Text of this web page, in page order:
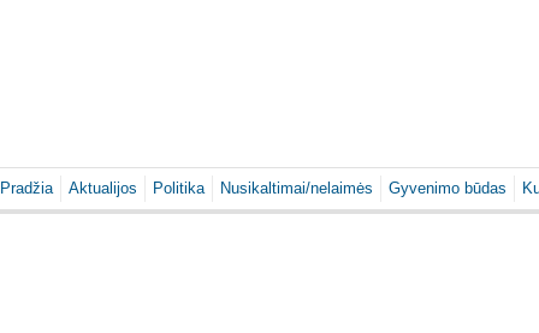
Pradžia Aktualijos Politika Nusikaltimai/nelaimės Gyvenimo būdas